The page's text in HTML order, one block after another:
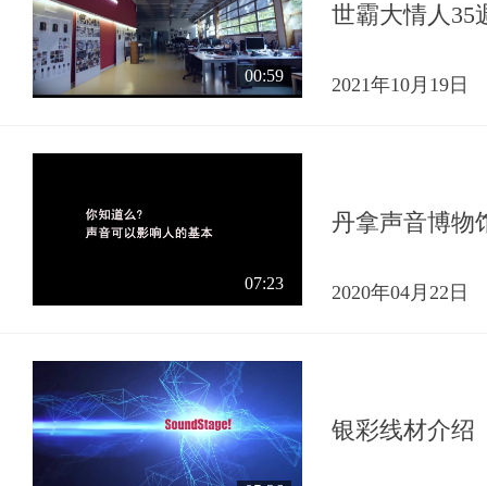
00:59
世霸大情人35
2021年10月19日
07:23
丹拿声音博物
2020年04月22日
银彩线材介绍